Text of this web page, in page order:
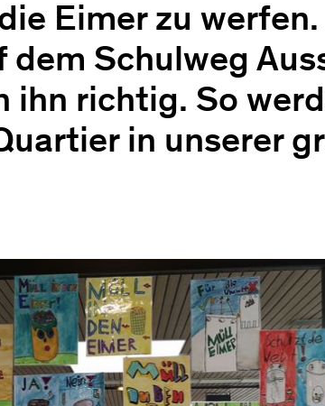
Eimer zu werfen.
Schulweg
ihn richtig. So
in unserer